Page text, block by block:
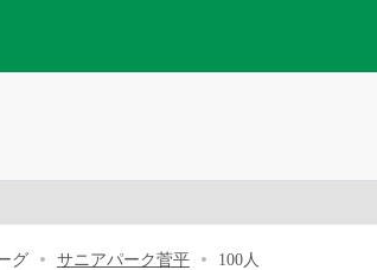
グ サニアパーク菅平 100人